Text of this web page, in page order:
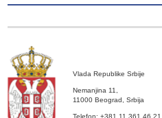
Vlada Republike Srbije
Nemanjina 11,
11000 Beograd, Srbija
Telefon: +381 11 361 46 21